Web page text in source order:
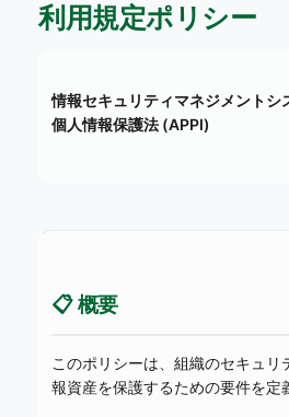
利用規定ポリシー
情報セキュリティマネジメントシ
個人情報保護法 (APPI)
📋 概要
このポリシーは、組織のセキュリ
報資産を保護するための要件を定